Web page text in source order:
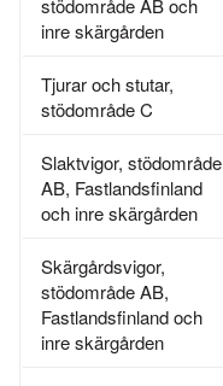
stödområde AB och
inre skärgården
Tjurar och stutar,
stödområde C
Slaktvigor, stödområde
AB, Fastlandsfinland
och inre skärgården
Skärgårdsvigor,
stödområde AB,
Fastlandsfinland och
inre skärgården